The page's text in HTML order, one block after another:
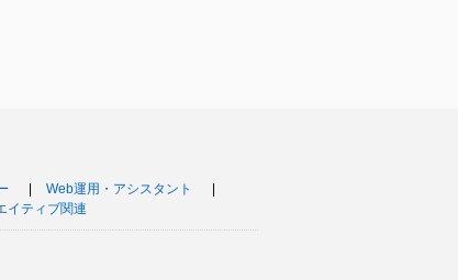
Web運用・アシスタント
イティブ関連